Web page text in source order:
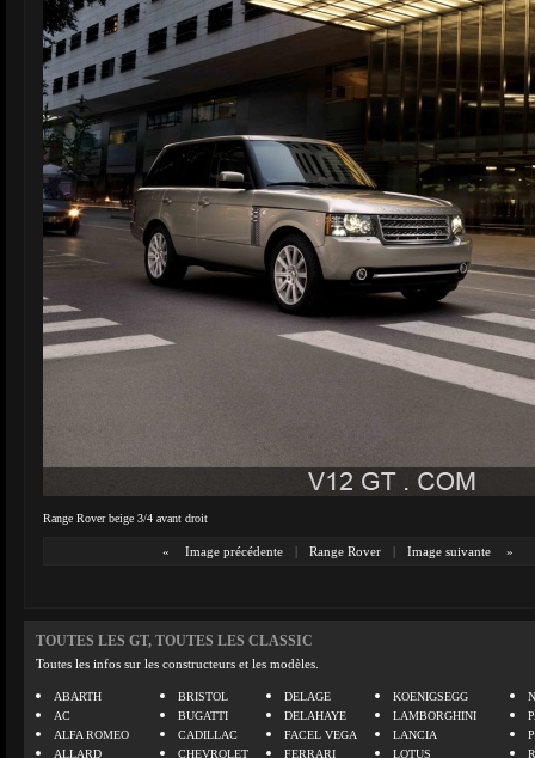
Range Rover beige 3/4 avant droit
« Image précédente | Range Rover | Image suivante »
TOUTES LES GT, TOUTES LES CLASSIC
Toutes les infos sur les constructeurs et les modèles.
ABARTH
AC
ALFA ROMEO
ALLARD
BRISTOL
BUGATTI
CADILLAC
CHEVROLET
DELAGE
DELAHAYE
FACEL VEGA
FERRARI
KOENIGSEGG
LAMBORGHINI
LANCIA
LOTUS